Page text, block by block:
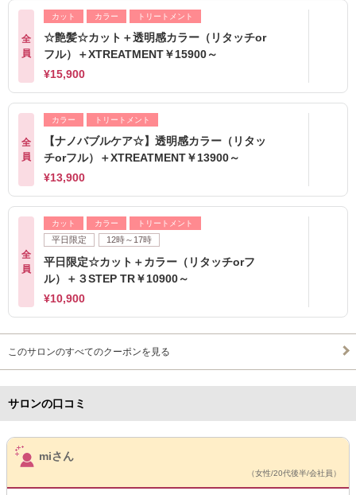
全
員
カット カラー トリートメント
☆艶髪☆カット＋透明感カラー（リタッチor
フル）＋XTREATMENT￥15900～
¥15,900
全
員
カラー トリートメント
【ナノバブルケア☆】透明感カラー（リタッ
チorフル）＋XTREATMENT￥13900～
¥13,900
全
員
カット カラー トリートメント
平日限定 12時～17時
平日限定☆カット＋カラー（リタッチorフ
ル）＋３STEP TR￥10900～
¥10,900
このサロンのすべてのクーポンを見る
サロンの口コミ
サロンPick Up
miさん
（女性/20代後半/会社員）